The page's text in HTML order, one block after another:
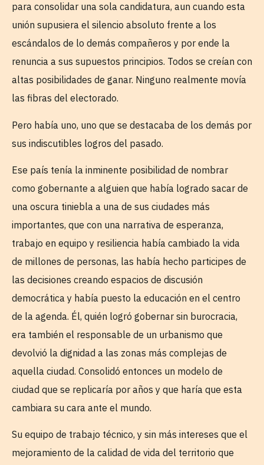
para consolidar una sola candidatura, aun cuando esta
unión supusiera el silencio absoluto frente a los
escándalos de lo demás compañeros y por ende la
renuncia a sus supuestos principios. Todos se creían con
altas posibilidades de ganar. Ninguno realmente movía
las fibras del electorado.
Pero había uno, uno que se destacaba de los demás por
sus indiscutibles logros del pasado.
Ese país tenía la inminente posibilidad de nombrar
como gobernante a alguien que había logrado sacar de
una oscura tiniebla a una de sus ciudades más
importantes, que con una narrativa de esperanza,
trabajo en equipo y resiliencia había cambiado la vida
de millones de personas, las había hecho participes de
las decisiones creando espacios de discusión
democrática y había puesto la educación en el centro
de la agenda. Él, quién logró gobernar sin burocracia,
era también el responsable de un urbanismo que
devolvió la dignidad a las zonas más complejas de
aquella ciudad. Consolidó entonces un modelo de
ciudad que se replicaría por años y que haría que esta
cambiara su cara ante el mundo.
Su equipo de trabajo técnico, y sin más intereses que el
mejoramiento de la calidad de vida del territorio que